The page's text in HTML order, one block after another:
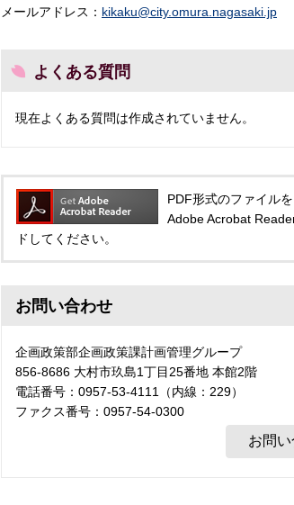
メールアドレス： kikaku@city.omura.nagasaki.jp
よくある質問
現在よくある質問は作成されていません。
PDF形式のファイル
Adobe Acrobat
ドしてください。
お問い合わせ
企画政策部企画政策課計画管理グループ
856-8686 大村市玖島1丁目25番地 本館2階
電話番号：0957-53-4111（内線：229）
ファクス番号：0957-54-0300